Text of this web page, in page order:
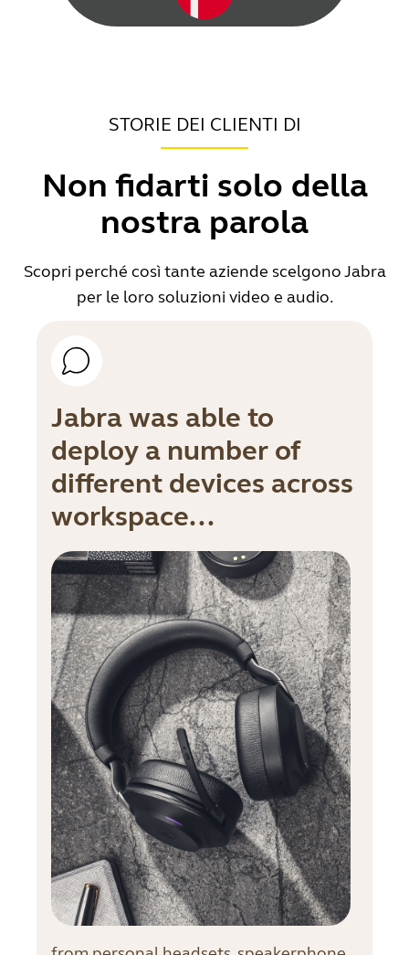
STORIE DEI CLIENTI DI
Non fidarti solo della
nostra parola
Scopri perché così tante aziende scelgono Jabra
per le loro soluzioni video e audio.
Jabra was able to
deploy a number of
different devices across
workspace...